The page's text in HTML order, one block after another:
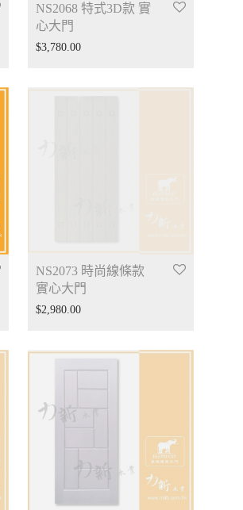
NS2068 特式3D款 實
心大門
$3,780.00
NS2073 時尚線條款
實心大門
$2,980.00